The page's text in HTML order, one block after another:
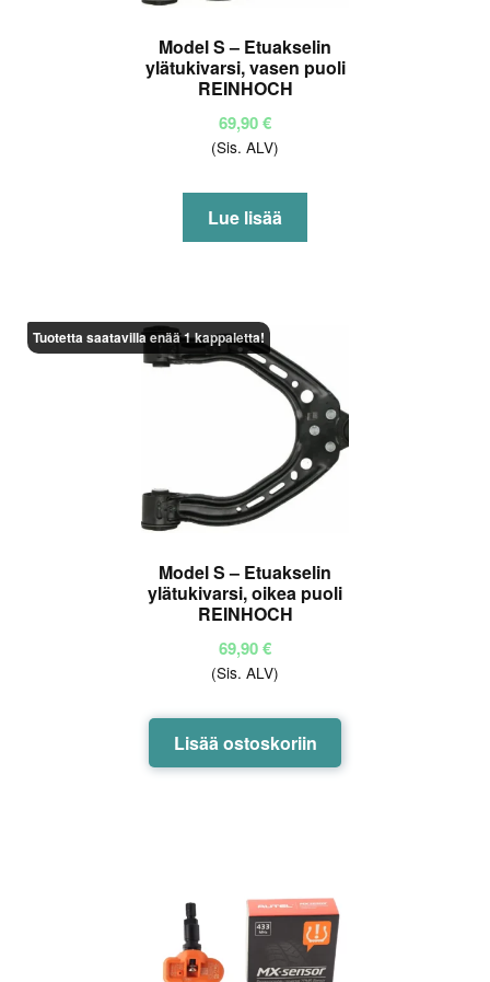
Model S – Etuakselin
ylätukivarsi, vasen puoli
REINHOCH
69,90€
(Sis. ALV)
Lue lisää
Tuotetta saatavilla enää 1 kappaletta!
Model S – Etuakselin
ylätukivarsi, oikea puoli
REINHOCH
69,90€
(Sis. ALV)
Lisää ostoskoriin